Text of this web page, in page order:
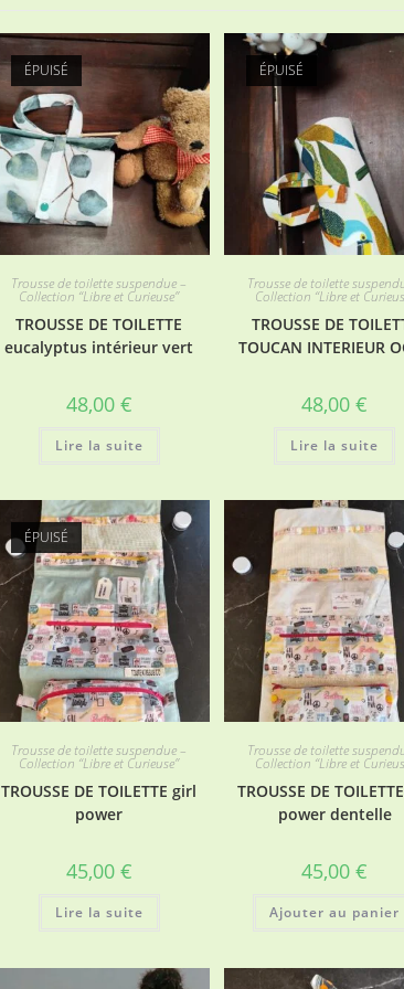
ÉPUISÉ
Trousse de toilette suspendue –
Collection “Libre et Curieuse”
TROUSSE DE TOILETTE
eucalyptus intérieur vert
48,00 €
Lire la suite
ÉPUISÉ
Trousse de toilette
Collection “Libre et
TROUSSE DE
TOUCAN INTERIEUR
48,00€
Lire la suite
ÉPUISÉ
Trousse de toilette suspendue –
Collection “Libre et Curieuse”
TROUSSE DE TOILETTE girl
power
45,00 €
Lire la suite
Trousse de toilette
Collection “Libre et
TROUSSE DE
power dentelle
45,00€
Ajouter au panier